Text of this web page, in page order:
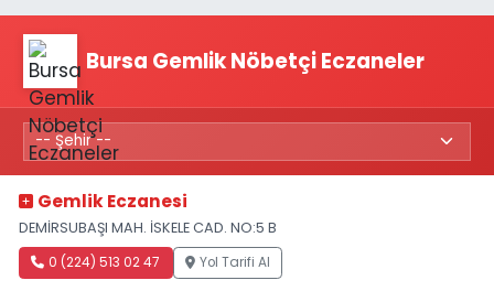
Bursa Gemlik Nöbetçi Eczaneler
Gemlik Eczanesi
DEMİRSUBAŞI MAH. İSKELE CAD. NO:5 B
0 (224) 513 02 47 Yol Tarifi Al